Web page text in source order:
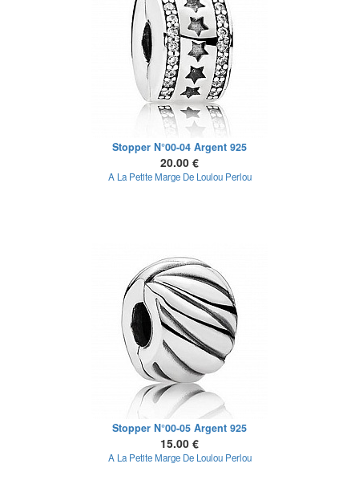
Stopper N°00-04 Argent 925
20.00 €
A La Petite Marge De Loulou Perlou
Stopper N°00-05 Argent 925
15.00 €
A La Petite Marge De Loulou Perlou